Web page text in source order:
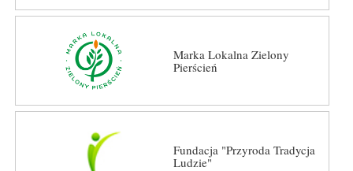
Marka Lokalna Zielony
Pierścień
Fundacja "Przyroda Tradycja
Ludzie"